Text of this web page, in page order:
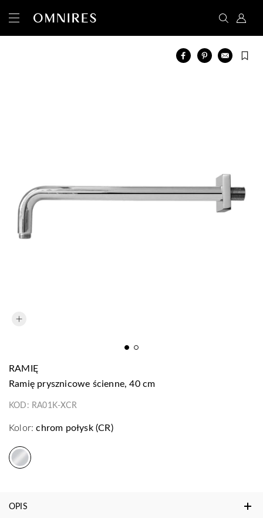
RAMIĘ
ramię prysznicowe ścienne, 40 cm
KOD: RA01K-XCR
Kolor: chrom połysk (CR)
OPIS